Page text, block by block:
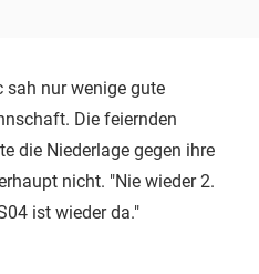
sah nur wenige gute
Die feiernden
die Niederlage gegen ihre
nicht. "Nie wieder 2.
ist wieder da."